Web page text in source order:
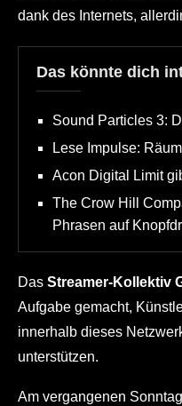
dank des Internets,
Das könnte dich
Sound Particles 3:
Lese Impulse:
Acon Digital Limit
The Crow Hill
Phrasen auf
Das Streamer-Kollektiv
Aufgabe gemacht,
innerhalb dieses
unterstützen.
Am vergangenen